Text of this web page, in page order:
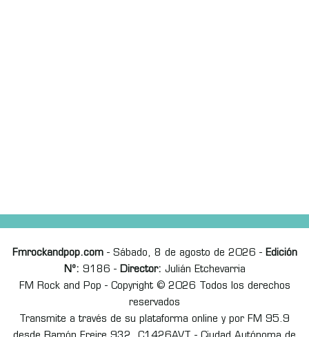
Fmrockandpop.com- Sábado, 8 de agosto de 2026 - Edición
Nº: 9186 - Director: Julián Etchevarria
FM Rock and Pop - Copyright © 2026 Todos los derechos
reservados
Transmite a través de su plataforma online y por FM 95.9